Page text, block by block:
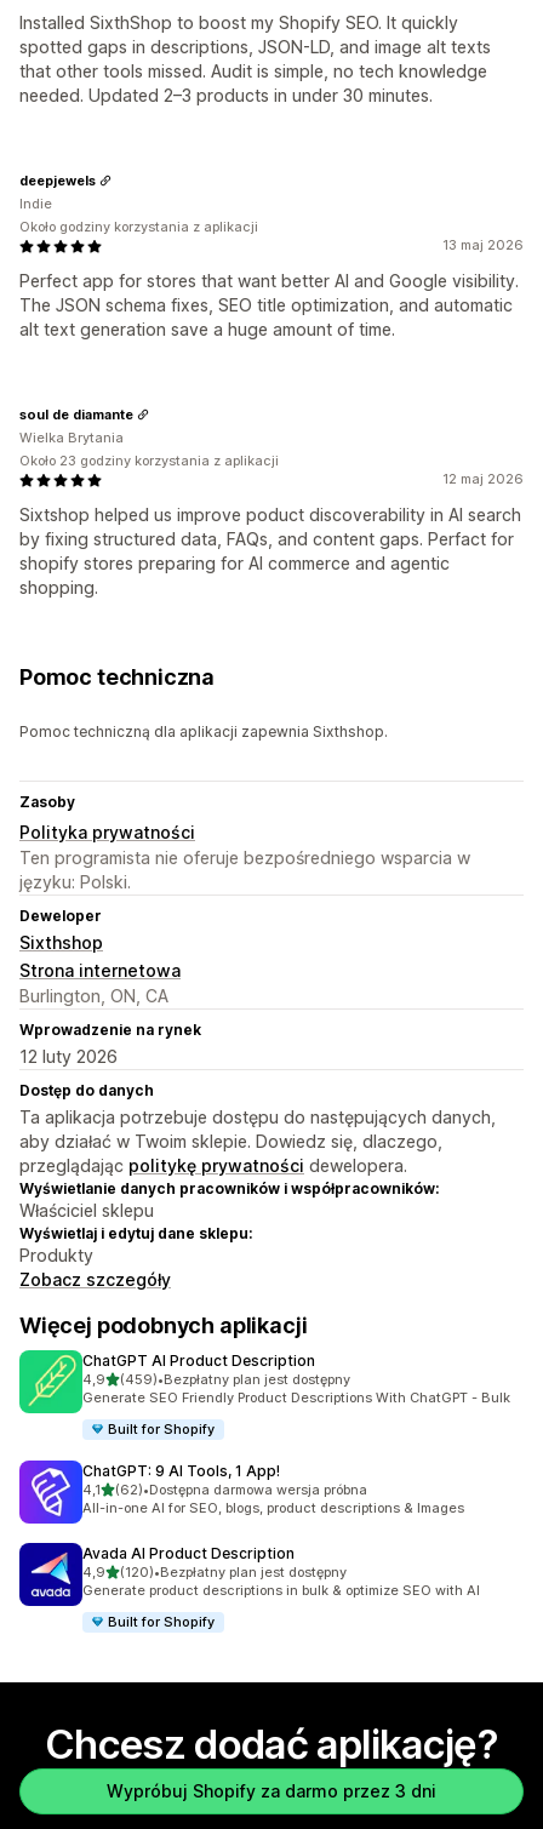
Installed SixthShop to boost my Shopify SEO. It quickly
spotted gaps in descriptions, JSON-LD, and image alt texts
that other tools missed. Audit is simple, no tech knowledge
needed. Updated 2–3 products in under 30 minutes.
13 maj 2026
Perfect app for stores that want better AI and Google visibility.
The JSON schema fixes, SEO title optimization, and automatic
alt text generation save a huge amount of time.
deepjewels
Indie
Około godziny korzystania z aplikacji
12 maj 2026
Sixtshop helped us improve poduct discoverability in AI search
by fixing structured data, FAQs, and content gaps. Perfact for
shopify stores preparing for AI commerce and agentic
shopping.
soul de diamante
Wielka Brytania
Około 23 godziny korzystania z aplikacji
Pomoc techniczna
Pomoc techniczną dla aplikacji zapewnia Sixthshop.
Zasoby
Polityka prywatności
Ten programista nie oferuje bezpośredniego wsparcia w
języku: Polski.
Deweloper
Sixthshop
Strona internetowa
Burlington, ON, CA
Wprowadzenie na rynek
12 luty 2026
Dostęp do danych
Ta aplikacja potrzebuje dostępu do następujących danych,
aby działać w Twoim sklepie. Dowiedz się, dlaczego,
przeglądając politykę prywatności dewelopera.
Wyświetlanie danych pracowników i współpracowników:
Właściciel sklepu
Wyświetlaj i edytuj dane sklepu:
Produkty
Zobacz szczegóły
Więcej podobnych aplikacji
ChatGPT AI Product Description
4,9na 5 gwiazdek
(459)
Łączna liczba recenzji: 459
•Bezpłatny plan jest dostępny
Generate SEO Friendly Product Descriptions With ChatGPT - Bulk
Built for Shopify
ChatGPT: 9 AI Tools, 1 App!
4,1na 5 gwiazdek
(62)
Łączna liczba recenzji: 62
•Dostępna darmowa wersja próbna
All-in-one AI for SEO, blogs, product descriptions & Images
Avada AI Product Description
4,9na 5 gwiazdek
(120)
Łączna liczba recenzji: 120
•Bezpłatny plan jest dostępny
Generate product descriptions in bulk & optimize SEO with AI
Built for Shopify
Chcesz dodać aplikację?
Wypróbuj Shopify za darmo przez 3 dni